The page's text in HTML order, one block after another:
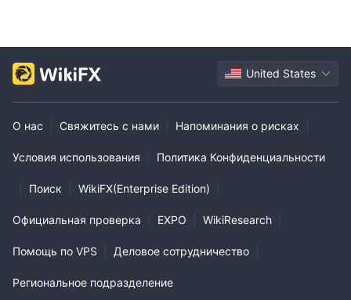
United States
О нас Свяжитесь с нами Напоминания о рисках
Условия использования Политика Конфиденциальности
Поиск WikiFX(Enterprise Edition)
Официальная проверка EXPO WikiResearch
Помощь по VPS Деловое сотрудничество
Региональное подразделение